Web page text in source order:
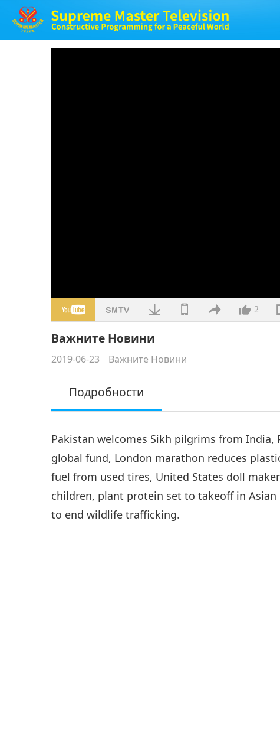
2
Важните Новини
2019-06-23 Важните Новини
Подробности
Pakistan welcomes Sikh pilgrims from
global fund, London marathon reduces
fuel from used tires, United States doll
children, plant protein set to takeoff in
to end wildlife trafficking.